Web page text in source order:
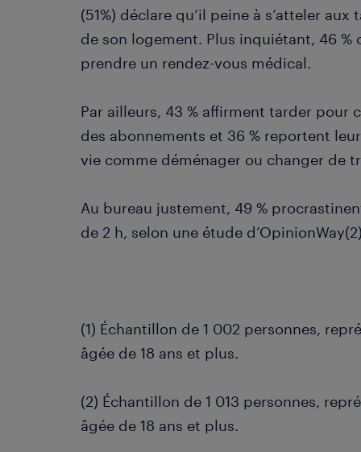
(51%) déclare qu’il peine à s’atteler
de son logement. Plus inquiétant, 46
prendre un rendez-vous médical.
Par ailleurs, 43 % affirment tarder pour
des abonnements et 36 % reportent
vie comme déménager ou changer de
Au bureau justement, 49 %
de 2 h, selon une étude
(1) Échantillon de 1 002 personnes,
âgée de 18 ans et plus.
(2) Échantillon de 1 013 personnes,
âgée de 18 ans et plus.